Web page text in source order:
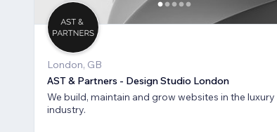
London, GB
AST & Partners - Design Studio London
We build, maintain and grow websites in the luxury
industry.